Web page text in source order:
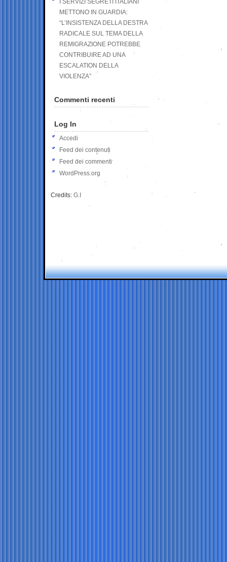
I SERVIZI SEGRETI ITALIANI
METTONO IN GUARDIA:
“L’INSISTENZA DELLA DESTRA
RADICALE SUL TEMA DELLA
REMIGRAZIONE POTREBBE
CONTRIBUIRE AD UNA
ESCALATION DELLA
VIOLENZA”
Commenti recenti
Log In
Accedi
Feed dei contenuti
Feed dei commenti
WordPress.org
Credits: G.I